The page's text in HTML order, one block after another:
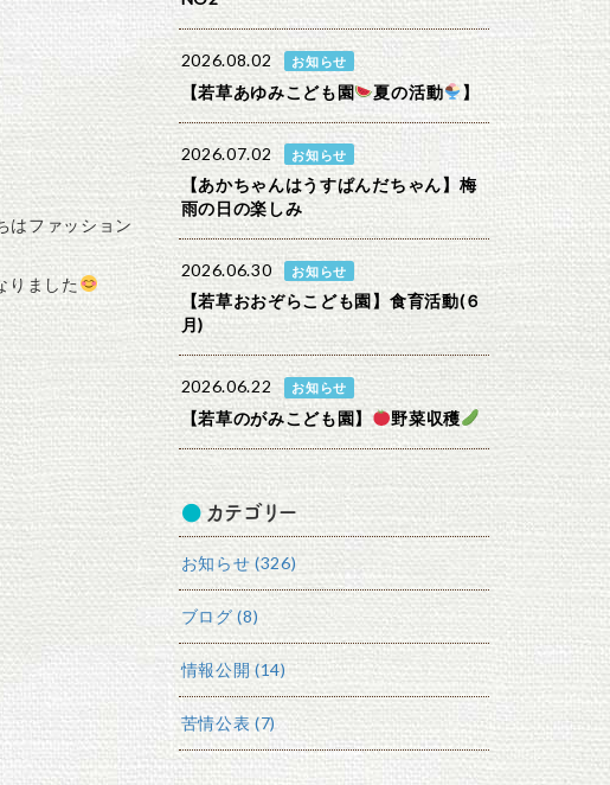
はファッション
りました
2026.08.02 お知らせ
【若草あゆみこども園 夏の活動 】
2026.07.02 お知らせ
【あかちゃんはうすぱんだちゃん】梅
雨の日の楽しみ
2026.06.30 お知らせ
【若草おおぞらこども園】食育活動(６
月)
2026.06.22 お知らせ
【若草のがみこども園】 野菜収穫
カテゴリー
お知らせ (326)
ブログ (8)
情報公開 (14)
苦情公表 (7)